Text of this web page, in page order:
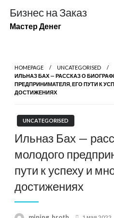
содержимому
Бизнес на Заказ
Мастер Денег
HOMEPAGE
UNCATEGORISED
ИЛЬНАЗ БАХ — РАССКАЗ О
ПРЕДПРИНИМАТЕЛЯ, ЕГО ПУТИ К
ДОСТИЖЕНИЯХ
UNCATEGORISED
Ильназ Бах —
молодого
пути к успеху и
достижениях
Posted